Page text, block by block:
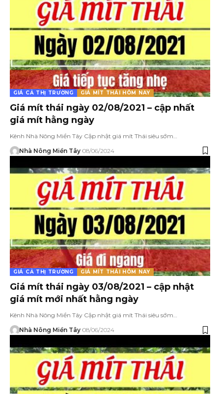
GIÁ CẢ THỊ TRƯỜNG GIÁ MÍT THÁI HÔM NAY
Giá mít thái ngày 02/08/2021 – cập nhất
giá mít hằng ngày
Kênh Nhà Nông Miền Tây Cập nhật giá mít Thái siêu sớm…
Nhà Nông Miền Tây 08/06/2024
GIÁ CẢ THỊ TRƯỜNG GIÁ MÍT THÁI HÔM NAY
Giá mít thái ngày 03/08/2021 – cập nhật
giá mít mới nhất hằng ngày
Kênh Nhà Nông Miền Tây Cập nhật giá mít Thái siêu sớm…
Nhà Nông Miền Tây 08/06/2024